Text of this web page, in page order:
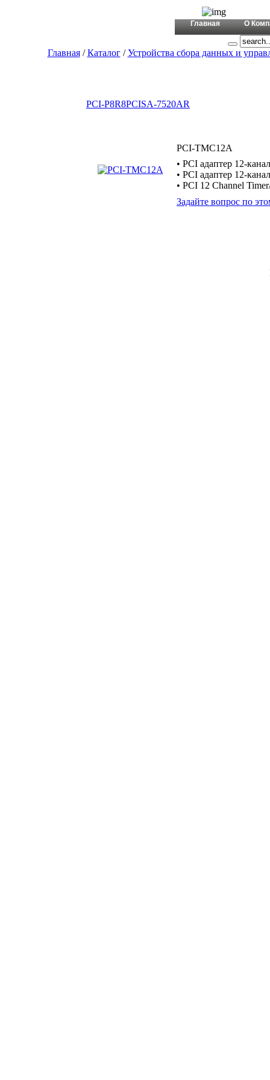
Главная О
Главная/Каталог/Устройства сбора данных и
PCI-P8R8PCISA-7520AR
PCI-TMC12A
• PCI адаптер 12-
• PCI адаптер 12-
• PCI 12 Channel
Задайте вопрос по